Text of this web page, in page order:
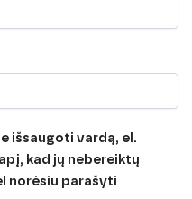
išsaugoti vardą, el.
kad jų nebereiktų
norėsiu parašyti